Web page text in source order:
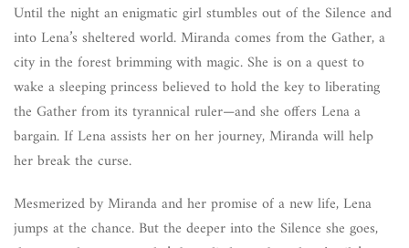
Until the night an enigmatic girl stumbles out of the Silence and
into Lena’s sheltered world. Miranda comes from the Gather, a
city in the forest brimming with magic. She is on a quest to
wake a sleeping princess believed to hold the key to liberating
the Gather from its tyrannical ruler—and she offers Lena a
bargain. If Lena assists her on her journey, Miranda will help
her break the curse.
Mesmerized by Miranda and her promise of a new life, Lena
jumps at the chance. But the deeper into the Silence she goes,